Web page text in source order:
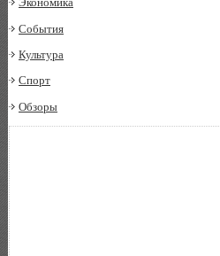
События
Культура
Спорт
Обзоры